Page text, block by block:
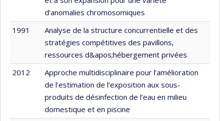
d’anomalies chromosomiques
1991
Analyse de la structure concurrentielle et des
stratégies compétitives des pavillons,
ressources d&apos;hébergement privées
2012
Approche multidisciplinaire pour l’amélioration
de l’estimation de l’exposition aux sous-
produits de désinfection de l’eau en milieu
domestique et en piscine